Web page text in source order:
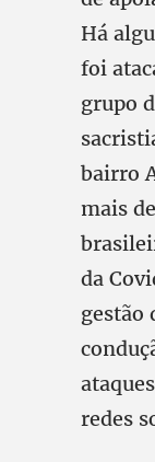
Há
foi
grupo
bairro
mais
da
gestão
redes